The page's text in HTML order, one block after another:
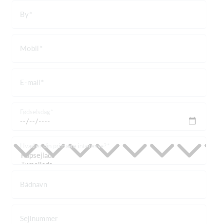
By
Mobil
E-mail
Hvad er din primære interesse?
Bådnavn
Sejlnummer